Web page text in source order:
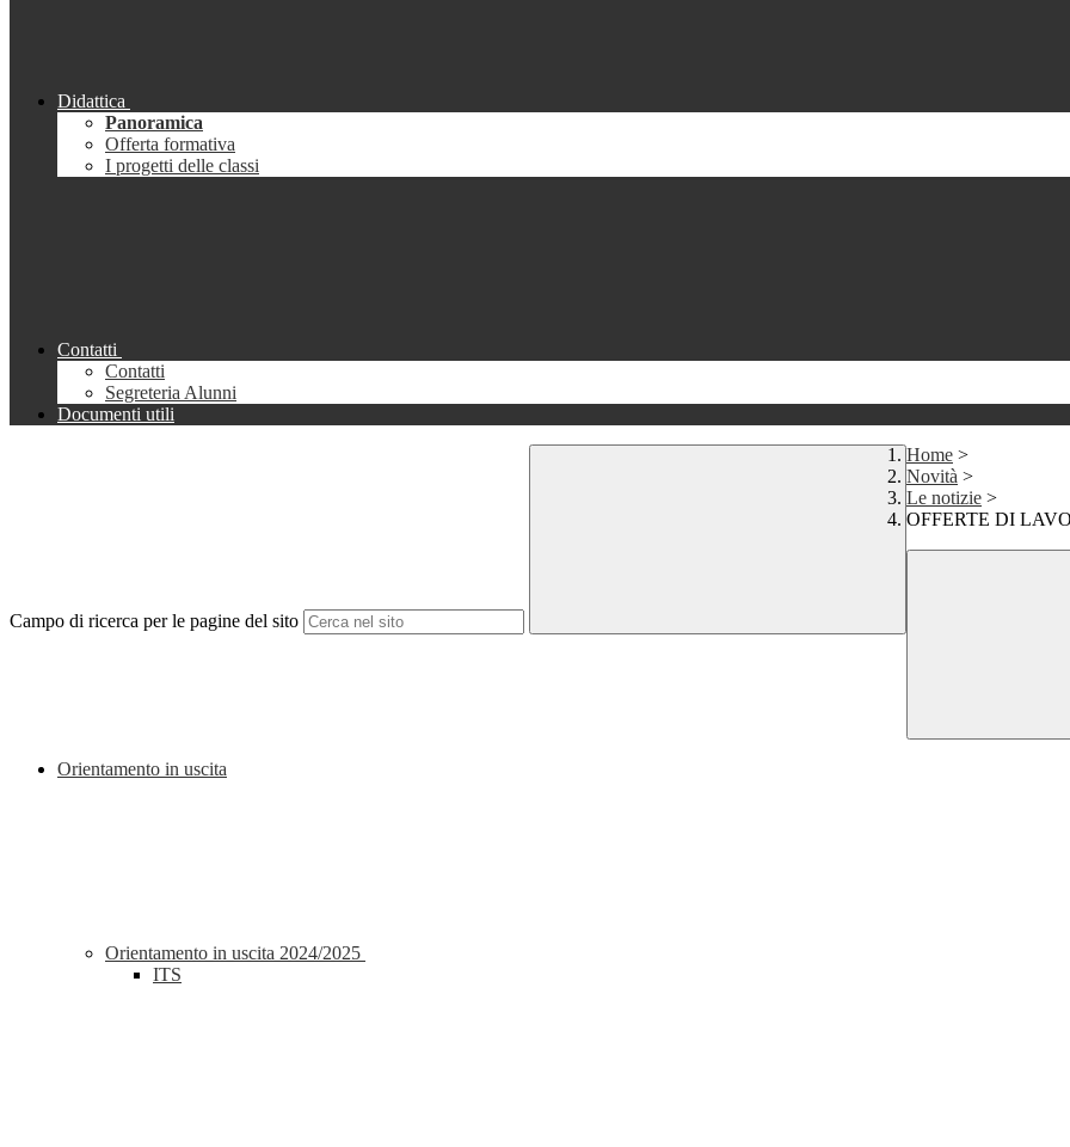
Didattica
Panoramica
Offerta formativa
I progetti delle classi
Contatti
Contatti
Segreteria Alunni
Documenti utili
Campo di ricerca per le pagine del sito
Home >
Novità >
Le notizie >
OFFERTE DI
Orientamento in uscita
Orientamento in uscita 2024/2025
ITS